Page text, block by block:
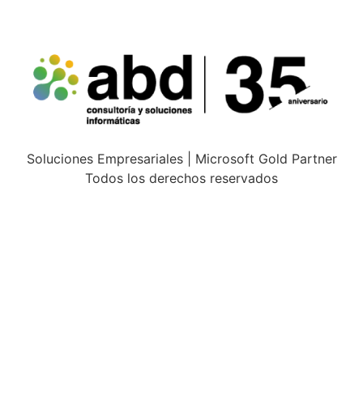
Soluciones Empresariales | Microsoft Gold Partner
Todos los derechos reservados